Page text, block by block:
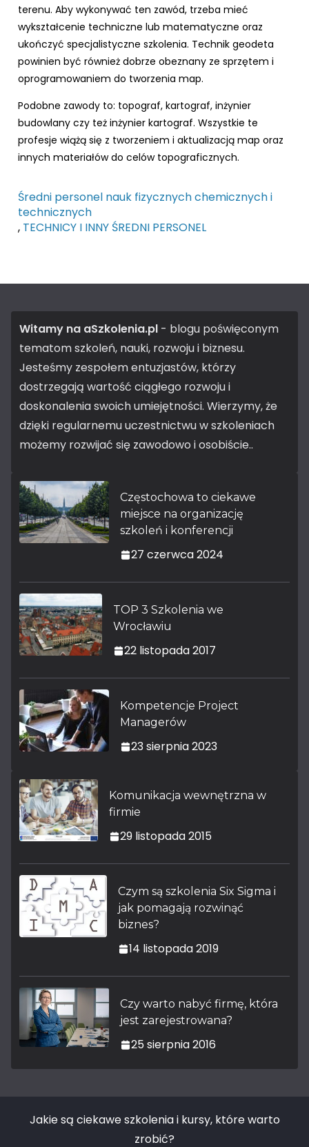
terenu. Aby wykonywać ten zawód, trzeba mieć
wykształcenie techniczne lub matematyczne oraz
ukończyć specjalistyczne szkolenia. Technik geodeta
powinien być również dobrze obeznany ze sprzętem i
oprogramowaniem do tworzenia map.
Podobne zawody to: topograf, kartograf, inżynier
budowlany czy też inżynier kartograf. Wszystkie te
profesje wiążą się z tworzeniem i aktualizacją map oraz
innych materiałów do celów topograficznych.
Średni personel nauk fizycznych chemicznych i
technicznych
, TECHNICY I INNY ŚREDNI PERSONEL
Witamy na aSzkolenia.pl - blogu poświęconym
tematom szkoleń, nauki, rozwoju i biznesu.
Jesteśmy zespołem entuzjastów, którzy
dostrzegają wartość ciągłego rozwoju i
doskonalenia swoich umiejętności. Wierzymy, że
dzięki regularnemu uczestnictwu w szkoleniach
możemy rozwijać się zawodowo i osobiście..
Częstochowa to ciekawe
miejsce na organizację
szkoleń i konferencji
27 czerwca 2024
TOP 3 Szkolenia we
Wrocławiu
22 listopada 2017
Kompetencje Project
Managerów
23 sierpnia 2023
Komunikacja wewnętrzna w
firmie
29 listopada 2015
Czym są szkolenia Six Sigma i
jak pomagają rozwinąć
biznes?
14 listopada 2019
Czy warto nabyć firmę, która
jest zarejestrowana?
25 sierpnia 2016
Jakie są ciekawe szkolenia i kursy, które warto
zrobić?